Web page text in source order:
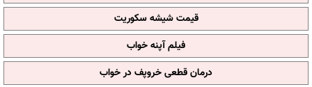
قیمت شیشه سکوریت
فیلم آپنه خواب
درمان قطعی خروپف در خواب